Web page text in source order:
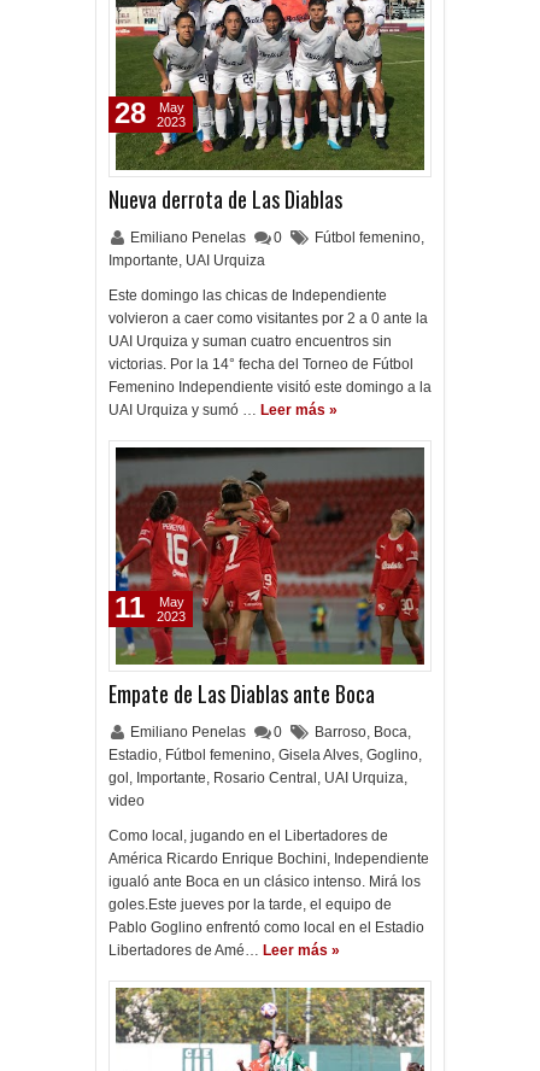
Nueva derrota de Las Diablas
Emiliano Penelas 0 Fútbol femenino,
Importante, UAI Urquiza
Este domingo las chicas de Independiente
volvieron a caer como visitantes por 2 a 0 ante la
UAI Urquiza y suman cuatro encuentros sin
victorias. Por la 14° fecha del Torneo de Fútbol
Femenino Independiente visitó este domingo a la
UAI Urquiza y sumó … Leer más »
28
May
2023
Empate de Las Diablas ante Boca
Emiliano Penelas 0 Barroso, Boca,
Estadio, Fútbol femenino, Gisela Alves, Goglino,
gol , Importante, Rosario Central , UAI Urquiza,
video
Como local, jugando en el Libertadores de
América Ricardo Enrique Bochini, Independiente
igualó ante Boca en un clásico intenso. Mirá los
goles.Este jueves por la tarde, el equipo de
Pablo Goglino enfrentó como local en el Estadio
Libertadores de Amé… Leer más »
11
May
2023